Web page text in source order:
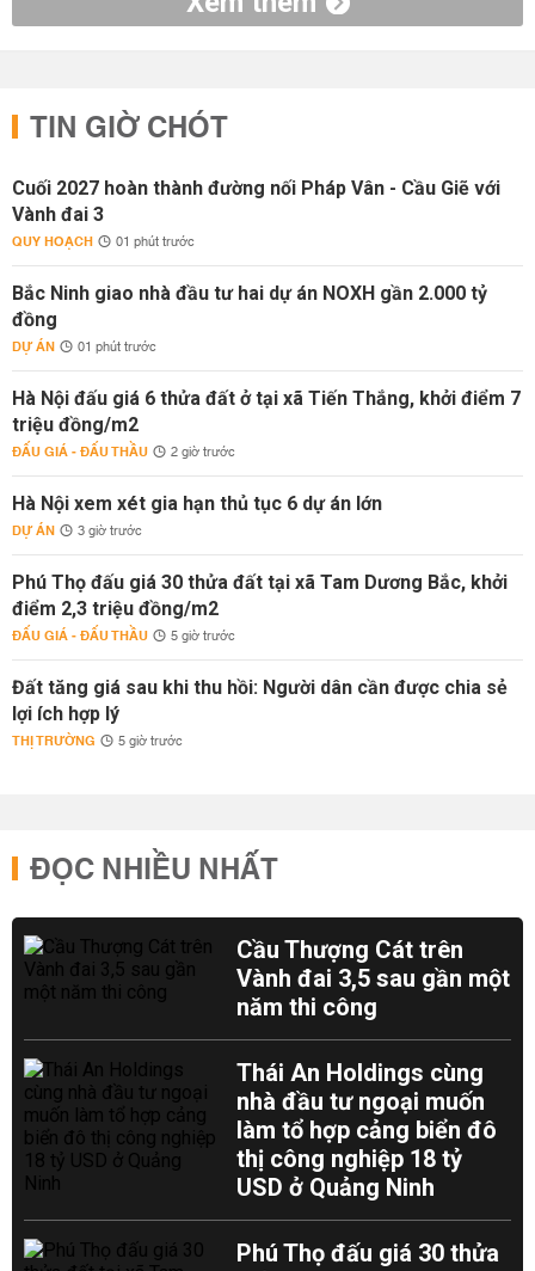
TIN GIỜ CHÓT
Cuối 2027 hoàn thành đường nối Pháp Vân - Cầu Giẽ với
Vành đai 3
QUY HOẠCH 01 phút trước
Bắc Ninh giao nhà đầu tư hai dự án NOXH gần 2.000 tỷ
đồng
DỰ ÁN 01 phút trước
Hà Nội đấu giá 6 thửa đất ở tại xã Tiến Thắng, khởi điểm 7
triệu đồng/m2
ĐẤU GIÁ - ĐẤU THẦU 2 giờ trước
Hà Nội xem xét gia hạn thủ tục 6 dự án lớn
DỰ ÁN 3 giờ trước
Phú Thọ đấu giá 30 thửa đất tại xã Tam Dương Bắc, khởi
điểm 2,3 triệu đồng/m2
ĐẤU GIÁ - ĐẤU THẦU 5 giờ trước
Đất tăng giá sau khi thu hồi: Người dân cần được chia sẻ
lợi ích hợp lý
THỊ TRƯỜNG 5 giờ trước
ĐỌC NHIỀU NHẤT
Cầu Thượng Cát trên
Vành đai 3,5 sau gần một
năm thi công
Thái An Holdings cùng
nhà đầu tư ngoại muốn
làm tổ hợp cảng biển đô
thị công nghiệp 18 tỷ
USD ở Quảng Ninh
Phú Thọ đấu giá 30 thửa